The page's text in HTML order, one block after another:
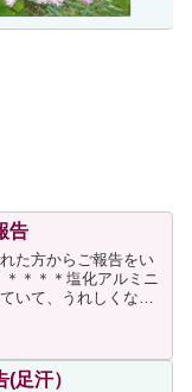
告
た方からご報告をい
＊＊＊塩化アルミニ
いて、うれしくなっ
みましたが、大人に
まし...
足汗）